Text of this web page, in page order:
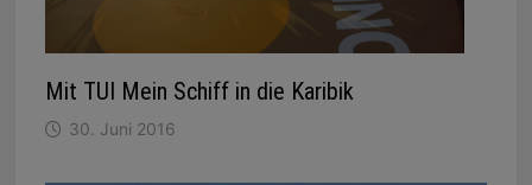
Mit TUI Mein Schiff in die Karibik
30. Juni 2016